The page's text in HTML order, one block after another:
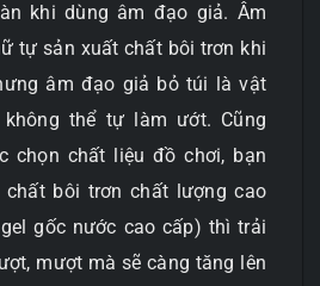
khi dùng âm đạo giả. Âm
tự sản xuất chất bôi trơn khi
âm đạo giả bỏ túi là vật
thể tự làm ướt. Cũng
chọn chất liệu đồ chơi, bạn
chất bôi trơn chất lượng cao
gốc nước cao cấp) thì trải
mượt mà sẽ càng tăng lên